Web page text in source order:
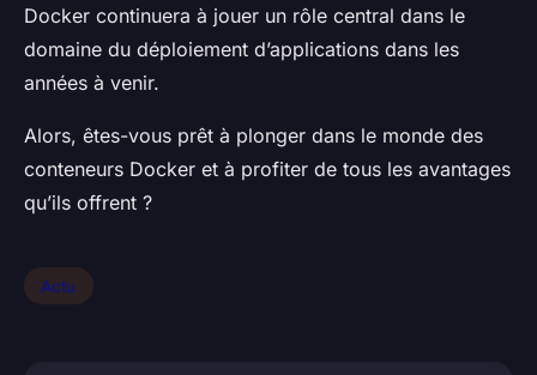
Docker continuera à jouer un rôle central dans le
domaine du déploiement d’applications dans les
années à venir.
Alors, êtes-vous prêt à plonger dans le monde des
conteneurs Docker et à profiter de tous les avantages
qu’ils offrent ?
Actu